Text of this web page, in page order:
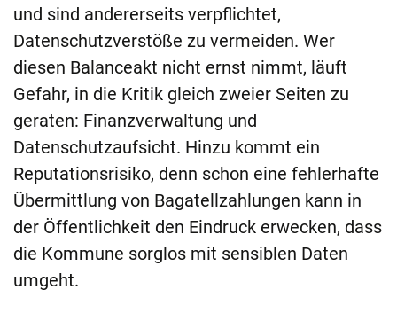
und sind andererseits verpflichtet,
Datenschutzverstöße zu vermeiden. Wer
diesen Balanceakt nicht ernst nimmt, läuft
Gefahr, in die Kritik gleich zweier Seiten zu
geraten: Finanzverwaltung und
Datenschutzaufsicht. Hinzu kommt ein
Reputationsrisiko, denn schon eine fehlerhafte
Übermittlung von Bagatellzahlungen kann in
der Öffentlichkeit den Eindruck erwecken, dass
die Kommune sorglos mit sensiblen Daten
umgeht.